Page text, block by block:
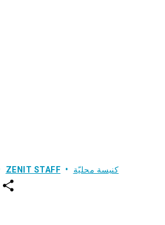
ZENIT STAFF كنيسة محليّة
w